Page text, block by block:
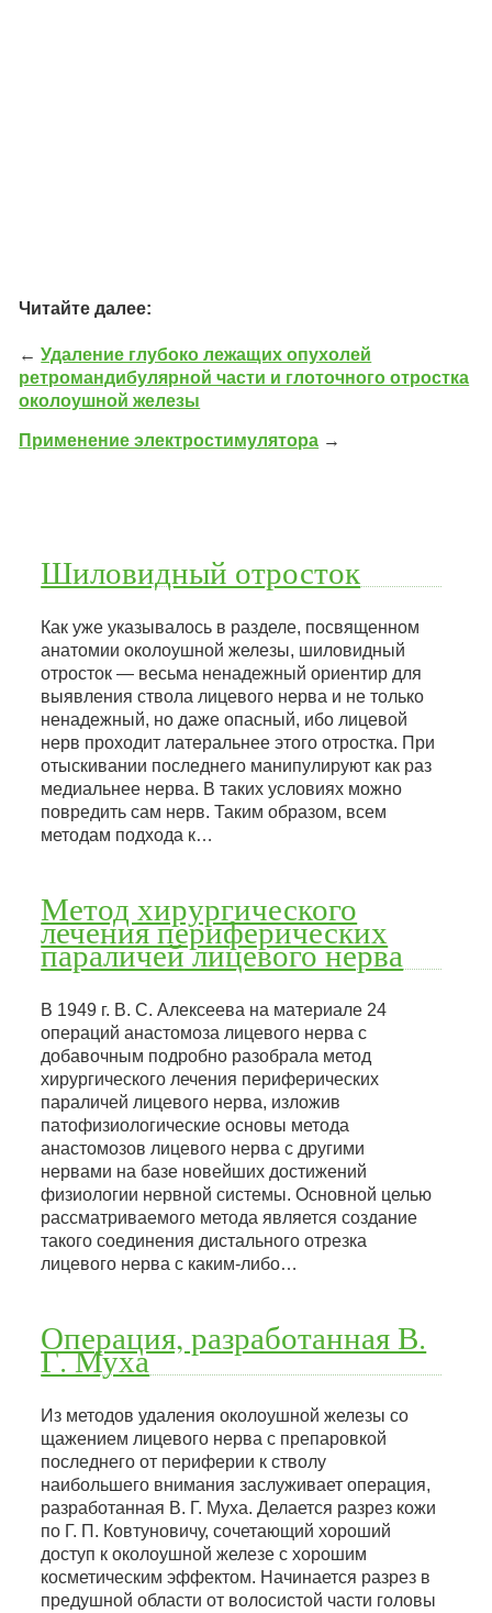
Читайте далее:
←Удаление глубоко лежащих опухолей
ретромандибулярной части и глоточного отростка
околоушной железы
Применение электростимулятора →
Шиловидный отросток
Как уже указывалось в разделе, посвященном
анатомии околоушной железы, шиловидный
отросток — весьма ненадежный ориентир для
выявления ствола лицевого нерва и не только
ненадежный, но даже опасный, ибо лицевой
нерв проходит латеральнее этого отростка. При
отыскивании последнего манипулируют как раз
медиальнее нерва. В таких условиях можно
повредить сам нерв. Таким образом, всем
методам подхода к…
Метод хирургического
лечения периферических
параличей лицевого нерва
В 1949 г. В. С. Алексеева на материале 24
операций анастомоза лицевого нерва с
добавочным подробно разобрала метод
хирургического лечения периферических
параличей лицевого нерва, изложив
патофизиологические основы метода
анастомозов лицевого нерва с другими
нервами на базе новейших достижений
физиологии нервной системы. Основной целью
рассматриваемого метода является создание
такого соединения дистального отрезка
лицевого нерва с каким-либо…
Операция, разработанная В.
Г. Муха
Из методов удаления околоушной железы со
щажением лицевого нерва с препаровкой
последнего от периферии к стволу
наибольшего внимания заслуживает операция,
разработанная В. Г. Муха. Делается разрез кожи
по Г. П. Ковтуновичу, сочетающий хороший
доступ к околоушной железе с хорошим
косметическим эффектом. Начинается разрез в
предушной области от волосистой части головы